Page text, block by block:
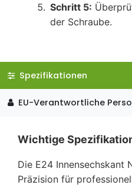
Schritt 5:
der Schraube.
Spezifikationen
EU-Verantwortliche
Wichtige
Die E24 Innensechskant
Präzision für